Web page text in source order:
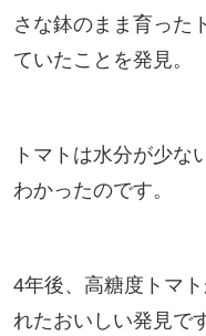
さな鉢のまま育った
ていたことを発見。
トマトは水分が少な
わかったのです。
4年後、高糖度トマ
れたおいしい発見で